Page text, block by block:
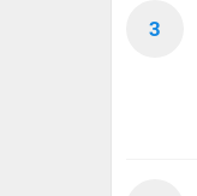
3